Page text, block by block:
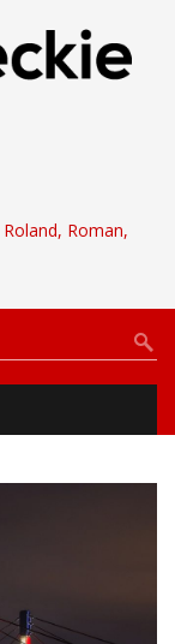
Roland, Roman,